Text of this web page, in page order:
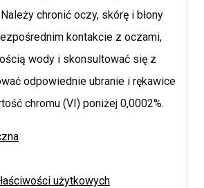
chronić oczy, skórę i błony
kontakcie z oczami,
wody i skonsultować się z
odpowiednie ubranie i rękawice
chromu (VI) poniżej 0,0002%.
użytkowych